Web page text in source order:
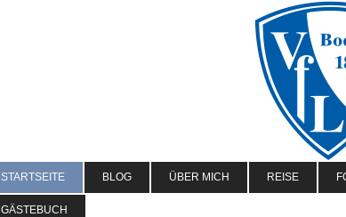
STARTSEITE BLOG ÜBER MICH REISE
GÄSTEBUCH